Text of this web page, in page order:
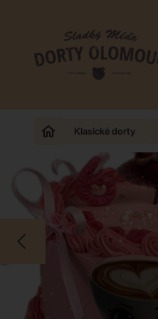
Dorty
Zakázkové
a
poctivá
cukrárna
Klasické dorty